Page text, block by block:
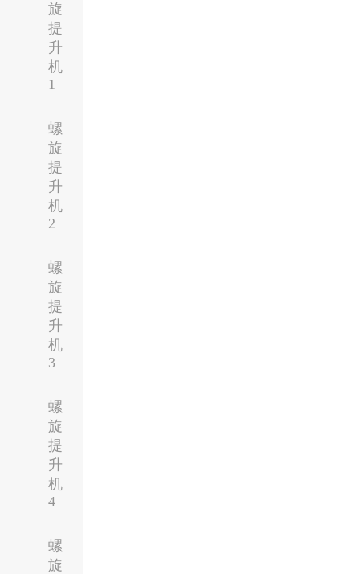
旋
提
升
机
1
螺
旋
提
升
机
2
螺
旋
提
升
机
3
螺
旋
提
升
机
4
螺
旋